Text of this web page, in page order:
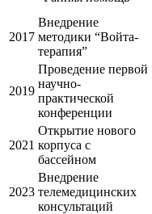
2017
Внедрение
методики “Войта-
терапия”
2019
Проведение первой
научно-
практической
конференции
2021
Открытие нового
корпуса с
бассейном
2023
Внедрение
телемедицинских
консультаций